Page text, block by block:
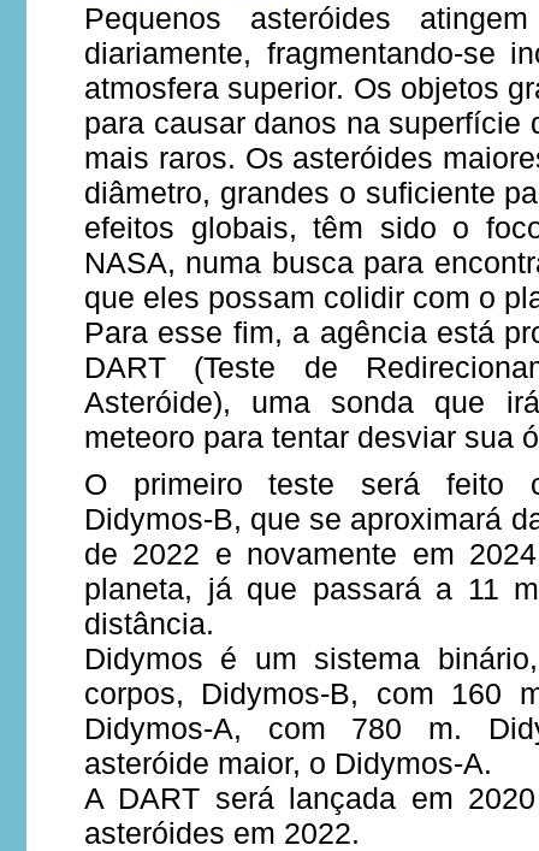
Pequenos asteróides
diariamente, fragmentando-se
atmosfera superior. Os objetos
para causar danos na superfície
mais raros. Os asteróides
diâmetro, grandes o suficiente
efeitos globais, têm sido o
NASA, numa busca para
que eles possam colidir com o
Para esse fim, a agência está
DART (Teste de
Asteróide), uma sonda que
meteoro para tentar desviar sua
O primeiro teste será feito
Didymos-B, que se aproximará
de 2022 e novamente em
planeta, já que passará a 11
distância.
Didymos é um sistema
corpos, Didymos-B, com 160
Didymos-A, com 780 m.
asteróide maior, o Didymos-A.
A DART será lançada em
asteróides em 2022.